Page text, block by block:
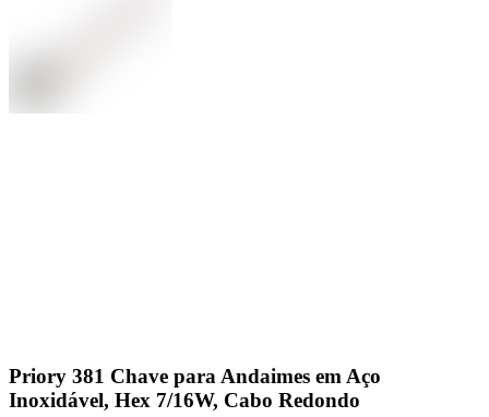
Priory 381 Chave para Andaimes em Aço
Inoxidável, Hex 7/16W, Cabo Redondo